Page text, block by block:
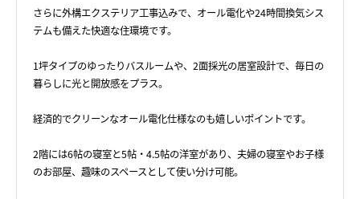
さらに外構エクステリア工事込みで、オール電化や24時間換気シス
テムも備えた快適な住環境です。
1坪タイプのゆったりバスルームや、2面採光の居室設計で、毎日の
暮らしに光と開放感をプラス。
経済的でクリーンなオール電化仕様なのも嬉しいポイントです。
2階には6帖の寝室と5帖・4.5帖の洋室があり、夫婦の寝室やお子様
のお部屋、趣味のスペースとして使い分け可能。